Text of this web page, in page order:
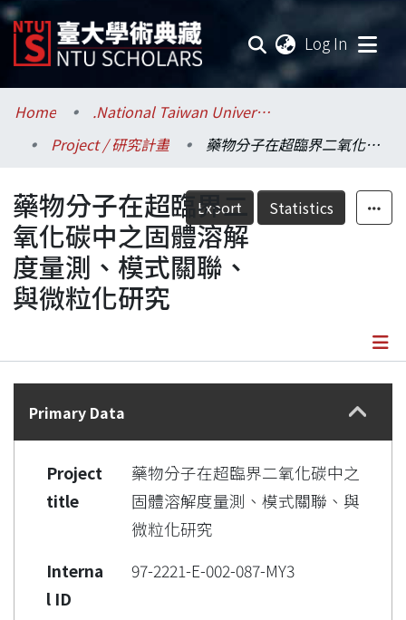
Log In
Communities & Collections
Research Outputs
Fundings & Projects
Researchers
Organizations
Home
.National Taiwan University / 國立臺灣大學
Project / 研究計畫
藥物分子在超臨界二氧化碳中之固體溶解度量測、模式關聯、與微粒化研究
Export Statistics
藥物分子在超臨界二
氧化碳中之固體溶解
度量測、模式關聯、
與微粒化研究
Details
Primary Data
Project
title
藥物分子在超臨界二氧化碳中之
固體溶解度量測、模式關聯、與
微粒化研究
Interna
l ID
97-2221-E-002-087-MY3